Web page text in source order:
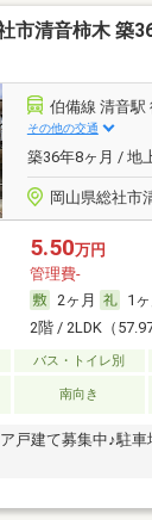
市清音柿木 築
伯備線 清音駅
その他の交通
築36年8ヶ月 / 地
岡山県総社市
5.50万円
管理費-
2ヶ月
1ヶ
2階 / 2LDK（
バス・トイレ別
南向き
戸建て募集中♪駐車